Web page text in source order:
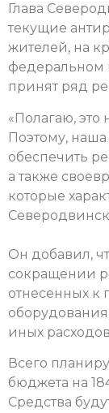
Глава
текущие
жителей, на
федеральном
принят ряд
«Полагаю,
Поэтому,
обеспечить
а также
которые
Он добавил,
сокращении
отнесенных к
иных
Всего
бюджета на
Средства